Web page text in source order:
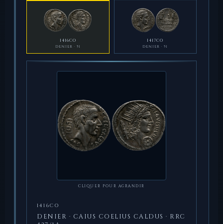
1416CO
DENIER · 51
1417CO
DENIER · 51
CLIQUER POUR AGRANDIR
1416CO
DENIER · CAIUS COELIUS CALDUS · RRC